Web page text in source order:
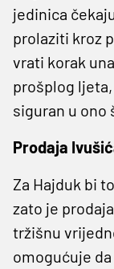
jedinica
prolaziti kroz
vrati korak
prošplog
siguran u ono
Prodaja
Za Hajduk bi
zato je
tržišnu
omogućuje